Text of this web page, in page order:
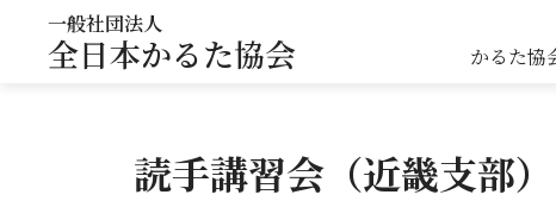
一般社団法人
全日本かるた協会 かるた協
読手講習会（近畿支部）